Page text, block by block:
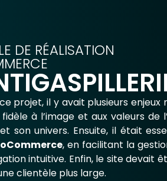
DE RÉALISATION
projet, il y avait plusieurs enjeux
à l’image et aux valeurs
son univers. Ensuite, il était
, en facilitant la
intuitive. Enfin, le site devait
clientèle plus large.